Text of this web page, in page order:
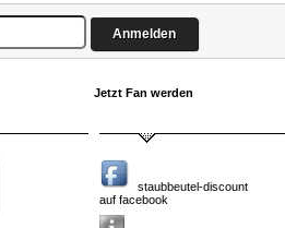
Jetzt Fan werden
staubbeutel-discount
auf facebook